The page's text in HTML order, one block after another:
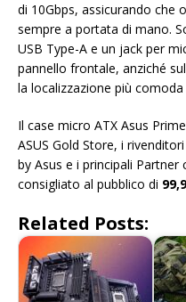
di 10Gbps, assicurando che
sempre a portata di mano.
USB Type-A e un jack per
pannello frontale, anziché
la localizzazione più
Il case micro ATX Asus
ASUS Gold Store, i
by Asus e i principali
consigliato al pubblico di
Related Posts: